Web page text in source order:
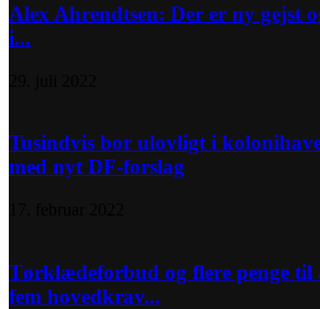
Alex Ahrendtsen: Der er ny gejst
i...
Tusindvis bor ulovligt i
med nyt DF-forslag
Tørklædeforbud og flere penge til
fem hovedkrav...